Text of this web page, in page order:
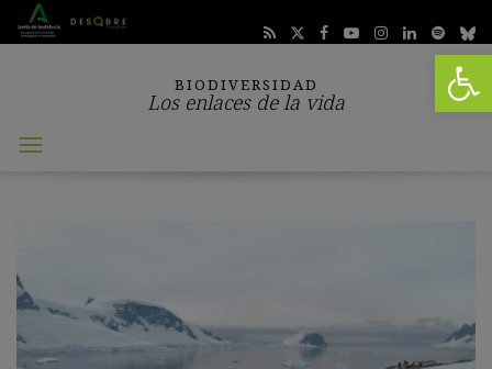
Abrir
BIODIVERSIDAD
Los enlaces de la vida
Abrir